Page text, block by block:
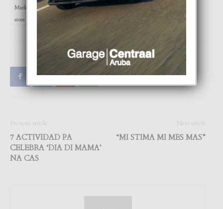
Marketing & Events Manager
Play Rea
Stacey Croes-Banfield
store
Zaira Orman-Maya
Previous article
7 ACTIVIDAD PA
CELEBRA ‘DIA DI MAMA’
NA CAS
Next article
“MI STIMA MI MES MAS”